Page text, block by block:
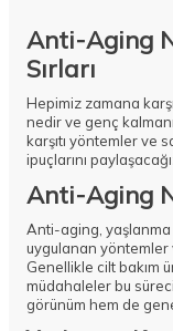
Anti-Aging
Sırları
Hepimiz zamana
nedir ve genç
karşıtı yöntemler ve
ipuçlarını
Anti-Aging
Anti-aging,
uygulanan yöntemler
Genellikle cilt bakım
müdahaleler bu
görünüm hem de